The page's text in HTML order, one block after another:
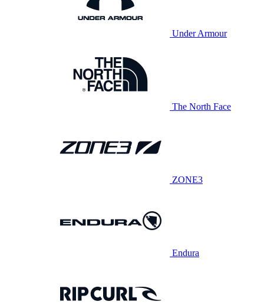
Under Armour
The North Face
ZONE3
Endura